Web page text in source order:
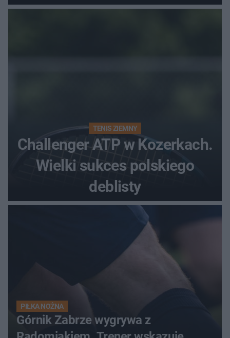
zjawiskowo
TENIS ZIEMNY
Challenger ATP w Kozerkach.
Wielki sukces polskiego
deblisty
PIŁKA NOŻNA
Górnik Zabrze wygrywa z